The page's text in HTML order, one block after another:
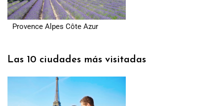
Provence Alpes Côte Azur
Las 10 ciudades más visitadas